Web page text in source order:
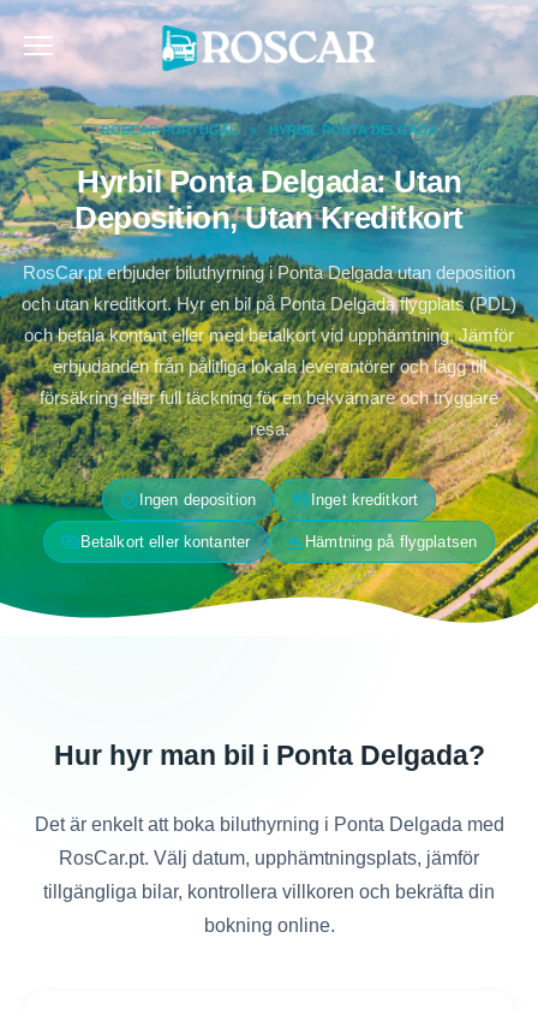
Skip
to
content
ROSCAR PORTUGAL » HYRBIL PONTA DELGADA
Hyrbil Ponta Delgada: Utan
Deposition, Utan Kreditkort
RosCar.pt erbjuder biluthyrning i Ponta Delgada utan deposition
och utan kreditkort. Hyr en bil på Ponta Delgada flygplats (PDL)
och betala kontant eller med betalkort vid upphämtning. Jämför
erbjudanden från pålitliga lokala leverantörer och lägg till
försäkring eller full täckning för en bekvämare och tryggare
resa.
verified Ingen deposition credit_card_off Inget kreditkort
paymentsBetalkort eller kontanter flight_land Hämtning på flygplatsen
Hur hyr man bil i Ponta Delgada?
Det är enkelt att boka biluthyrning i Ponta Delgada med
RosCar.pt. Välj datum, upphämtningsplats, jämför
tillgängliga bilar, kontrollera villkoren och bekräfta din
bokning online.